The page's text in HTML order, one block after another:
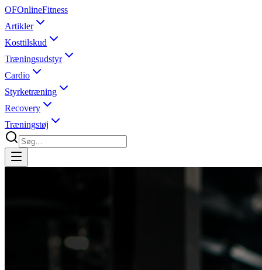
OFOnlineFitness
Artikler
Kosttilskud
Træningsudstyr
Cardio
Styrketræning
Recovery
Træningstøj